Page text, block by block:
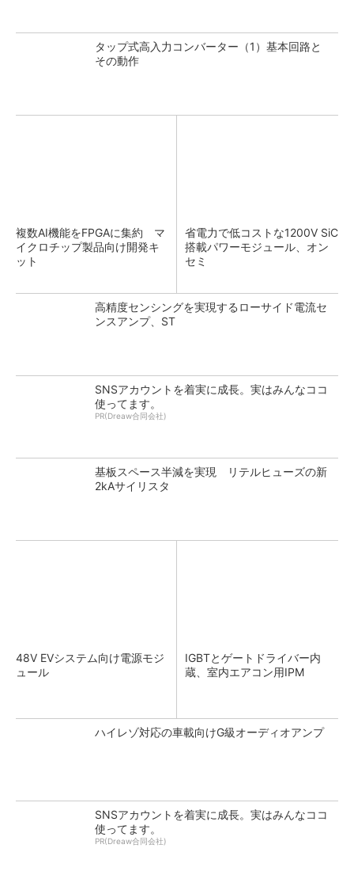
タップ式高入力コンバーター（1）基本回路と
その動作
複数AI機能をFPGAに集約 マ
イクロチップ製品向け開発キ
ット
省電力で低コストな1200V SiC
搭載パワーモジュール、オン
セミ
高精度センシングを実現するローサイド電流セ
ンスアンプ、ST
SNSアカウントを着実に成長。実はみんなココ
使ってます。
PR(Dreaw合同会社)
基板スペース半減を実現 リテルヒューズの新
2kAサイリスタ
48V EVシステム向け電源モジ
ュール
IGBTとゲートドライバー内
蔵、室内エアコン用IPM
ハイレゾ対応の車載向けG級オーディオアンプ
SNSアカウントを着実に成長。実はみんなココ
使ってます。
PR(Dreaw合同会社)